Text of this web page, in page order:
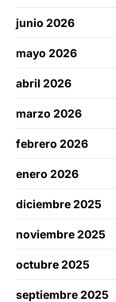
junio 2026
mayo 2026
abril 2026
marzo 2026
febrero 2026
enero 2026
diciembre 2025
noviembre 2025
octubre 2025
septiembre 2025